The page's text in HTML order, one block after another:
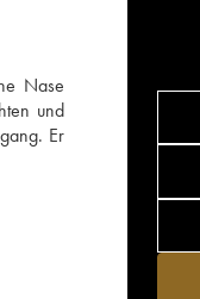
Nase
und
Er